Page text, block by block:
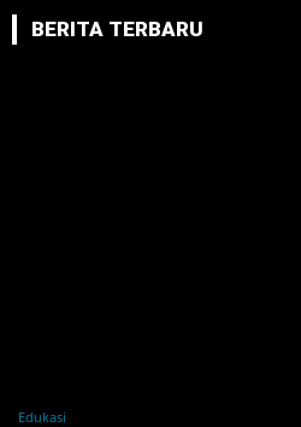
BERITA TERBARU
Edukasi